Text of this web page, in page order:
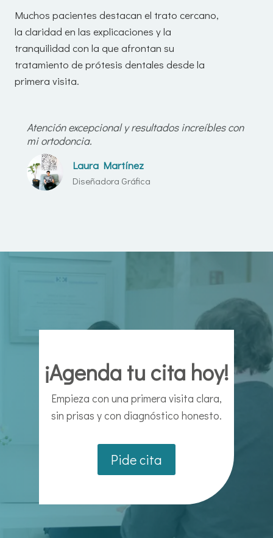
Muchos pacientes destacan el trato cercano,
la claridad en las explicaciones y la
tranquilidad con la que afrontan su
tratamiento de prótesis dentales desde la
primera visita.
Atención excepcional y resultados increíbles con
mi ortodoncia.
Laura Martínez
Diseñadora Gráfica
¡Agenda tu cita hoy!
Empieza con una primera visita clara,
sin prisas y con diagnóstico honesto.
Pide cita